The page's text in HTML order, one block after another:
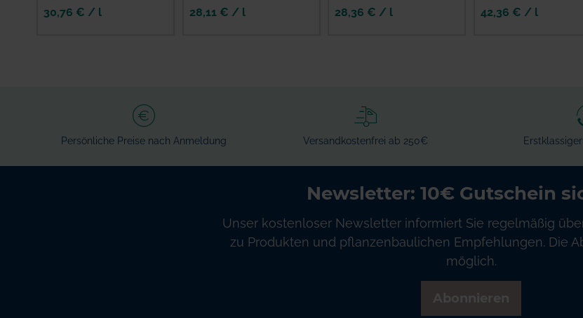
30,76 € / l 28,11 € / l 28,36 € / l 42,36 € / l
Persönliche Preise nach Anmeldung Versandkostenfrei ab 250€
Newsletter: 10€ Gutschein
Unser kostenloser Newsletter informiert Sie regelmäßig
zu Produkten und pflanzenbaulichen Empfehlungen. Die
möglich.